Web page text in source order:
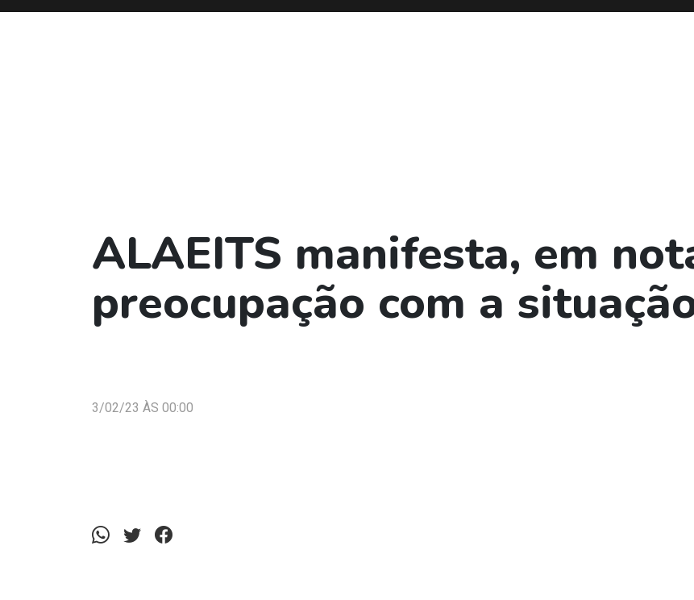
ALAEITS manifesta, em
preocupação com a
3/02/23 ÀS 00:00